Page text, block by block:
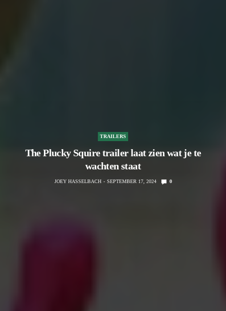
TRAILERS
The Plucky Squire trailer laat zien wat je te
wachten staat
JOEY HASSELBACH SEPTEMBER 17, 2024 0